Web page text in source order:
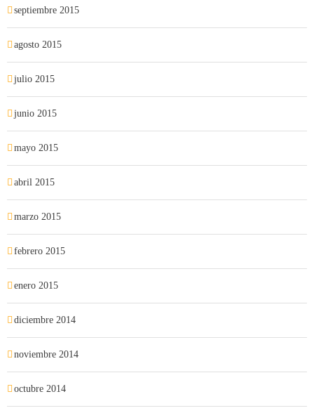
septiembre 2015
agosto 2015
julio 2015
junio 2015
mayo 2015
abril 2015
marzo 2015
febrero 2015
enero 2015
diciembre 2014
noviembre 2014
octubre 2014